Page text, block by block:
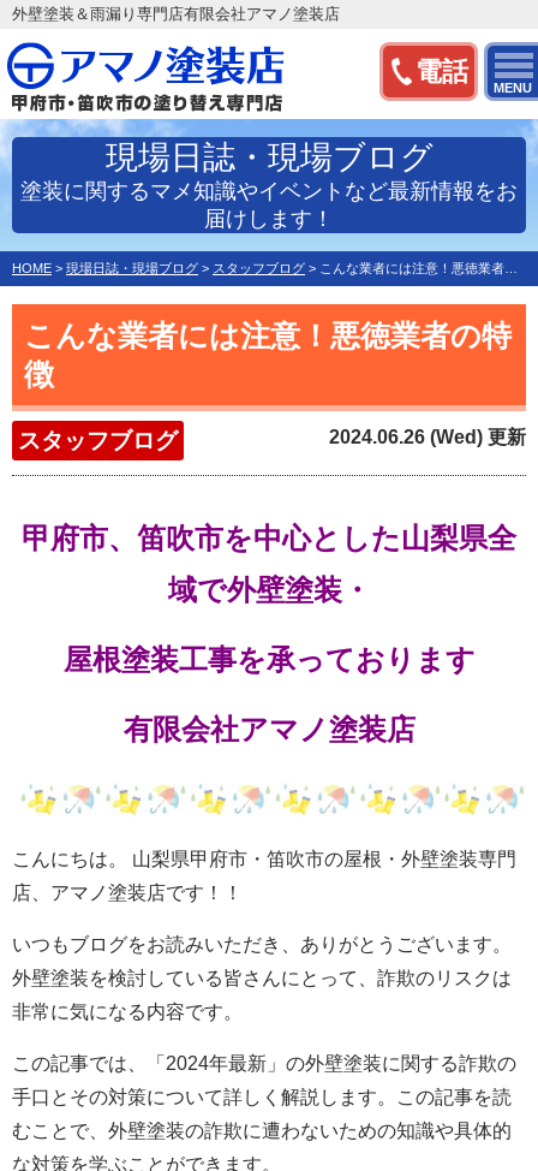
電話
MENU
外壁塗装＆雨漏り専門店有限会社アマノ塗装店
現場日誌・現場ブログ
塗装に関するマメ知識やイベントなど最新情報をお
届けします！
HOME > 現場日誌・現場ブログ > スタッフブログ > こんな業者には注意！悪徳業者の特徴
こんな業者には注意！悪徳業者の特
徴
スタッフブログ 2024.06.26 (Wed) 更新
甲府市、笛吹市を中心とした山梨県全
域で外壁塗装・
屋根塗装工事を承っております
有限会社アマノ塗装店
こんにちは。 山梨県甲府市・笛吹市の屋根・外壁塗装専門
店、アマノ塗装店です！！
いつもブログをお読みいただき、ありがとうございます。
外壁塗装を検討している皆さんにとって、詐欺のリスクは
非常に気になる内容です。
この記事では、「2024年最新」の外壁塗装に関する詐欺の
手口とその対策について詳しく解説します。この記事を読
むことで、外壁塗装の詐欺に遭わないための知識や具体的
な対策を学ぶことができます。